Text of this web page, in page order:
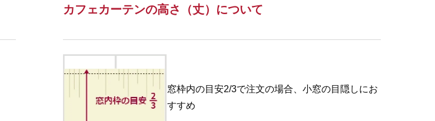
カフェカーテンの高さ（丈）について
窓枠内の目安2/3で注文の場合、小窓の目隠しにお
すすめ